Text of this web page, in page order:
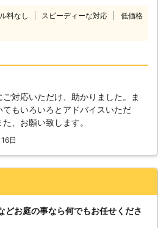
に絶対の自信を持つ会社です。豊富な
しい」といったご要望があり、剪定の
目的は千差万別です。 私は常日頃か
ら、「一般の家庭には、3m以上の植
木は必要ない」と言っています。その
消毒、果実の収穫も出来ます。大雪で
料なし スピーディーな対応
低価格
対応いただけ、助かりました。ま
もいろいろとアドバイスいただ
、お願い致します。
日
どお庭の事なら何でもお任せくださ